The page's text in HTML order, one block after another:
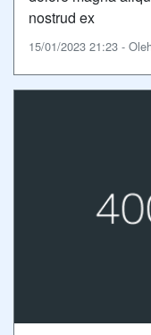
nostrud ex
15/01/2023 21:23 -